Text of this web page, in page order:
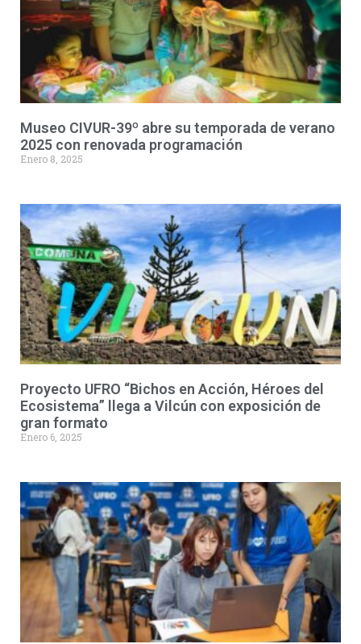
Museo CIVUR-39º abre su temporada de verano
2025 con renovada programación
Enero 8, 2025
Proyecto UFRO “Bichos en Acción, Héroes del
Ecosistema” llega a Vilcún con exposición de
gran formato
Enero 6, 2025